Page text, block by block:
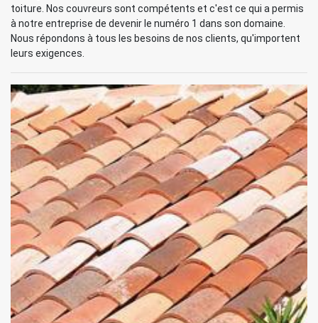
toiture. Nos couvreurs sont compétents et c'est ce qui a permis
à notre entreprise de devenir le numéro 1 dans son domaine.
Nous répondons à tous les besoins de nos clients, qu'importent
leurs exigences.